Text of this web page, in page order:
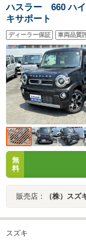
ハスラー 660 ハ
キサポート
ディーラー保証 車両品質
無
料
販売店： （株）ス
スズキ